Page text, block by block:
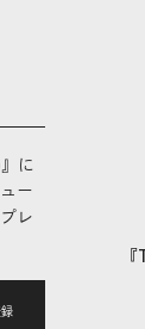
に
ー
レ